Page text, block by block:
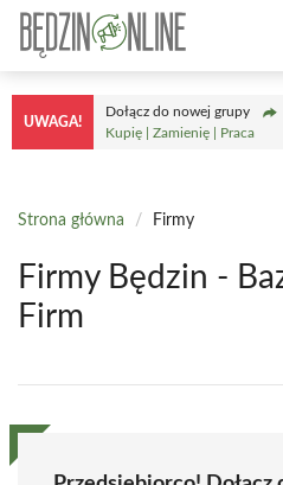
Przejdź
treści
UWAGA!
Dołącz do nowej grupy
Kupię | Zamienię | Praca
Strona główna / Firmy
Firmy Będzin -
Firm